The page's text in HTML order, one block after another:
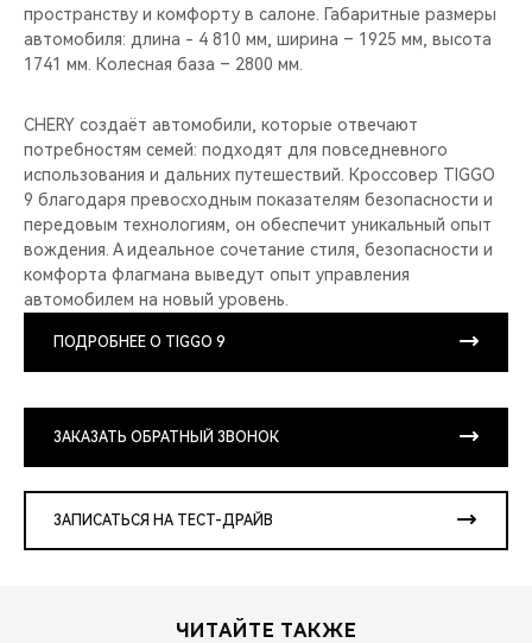
пространству и комфорту в салоне. Габаритные размеры
автомобиля: длина - 4 810 мм, ширина – 1925 мм, высота
1741 мм. Колесная база – 2800 мм.
CHERY создаёт автомобили, которые отвечают
потребностям семей: подходят для повседневного
использования и дальних путешествий. Кроссовер TIGGO
9 благодаря превосходным показателям безопасности и
передовым технологиям, он обеспечит уникальный опыт
вождения. А идеальное сочетание стиля, безопасности и
комфорта флагмана выведут опыт управления
автомобилем на новый уровень.
ПОДРОБНЕЕ О TIGGO 9
ЗАКАЗАТЬ ОБРАТНЫЙ ЗВОНОК
ЗАПИСАТЬСЯ НА ТЕСТ-ДРАЙВ
ЧИТАЙТЕ ТАКЖЕ